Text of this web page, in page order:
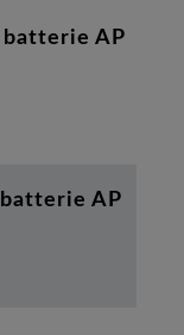
batterie AP
AP